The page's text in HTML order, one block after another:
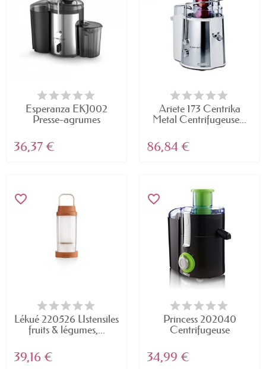
Esperanza EKJ002
Presse-agrumes
36,37 €
Ariete 173 Centrika
Metal Centrifugeuse...
86,84 €
favorite_border
Lékué 220526 Ustensiles
fruits & légumes,...
39,16 €
favorite_border
Princess 202040
Centrifugeuse
34,99 €